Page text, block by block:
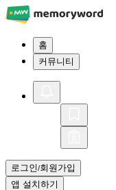
홈
커뮤니티
로그인/회원가입
앱 설치하기